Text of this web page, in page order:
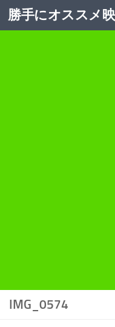
コンテンツへスキ
勝手にオススメ
IMG_0574